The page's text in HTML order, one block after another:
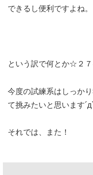
できるし便利ですよね。
という訳で何とか☆２７
今度の試練系はしっか
て挑みたいと思います
それでは、また！